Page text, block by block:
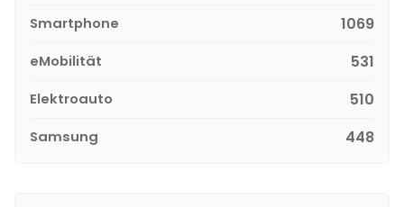
Smartphone 1069
eMobilität 531
Elektroauto 510
Samsung 448